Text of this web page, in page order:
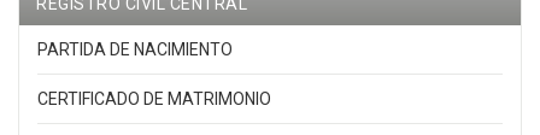
PARTIDA DE NACIMIENTO
CERTIFICADO DE MATRIMONIO